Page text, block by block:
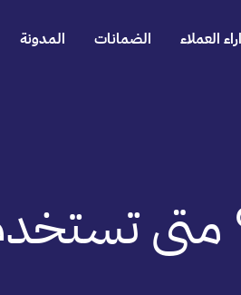
اراء العملاء الضمانات المدونة